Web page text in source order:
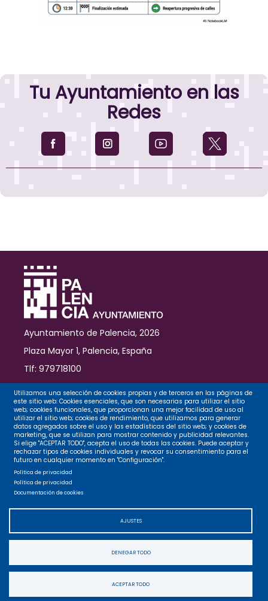
Accesibilidad
Tu Ayuntamiento en las
Redes
Ayuntamiento de Palencia, 2026
Plaza Mayor 1, Palencia, España
Tlf: 979718100
Contacto
Legal
Privacidad
Accesibilidad
Mapa web
Utilizamos una selección de cookies propias y de terceros en las páginas de
este sitio web: Cookies esenciales, que son necesarias para utilizar el sitio
web; cookies funcionales, que proporcionan una mejor facilidad de uso al
utilizar el sitio web; cookies de rendimiento, que utilizamos para generar
datos agregados sobre el uso y las estadísticas del sitio web; y cookies de
marketing, que se utilizan para mostrar contenido y publicidad relevantes.
Si elige "ACEPTAR TODO", acepta el uso de todas las cookies. Puede aceptar y
rechazar tipos de cookies individuales y revocar su consentimiento para el
futuro en cualquier momento en "Configuración".
Política de privacidad
Política de privacidad
Documentación de cookies
AJUSTES
DENEGAR TODO
ACEPTAR TODO